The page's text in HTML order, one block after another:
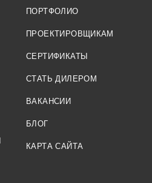
ПОРТФОЛИО
ПРОЕКТИРОВЩИКАМ
СЕРТИФИКАТЫ
СТАТЬ ДИЛЕРОМ
ВАКАНСИИ
БЛОГ
КАРТА САЙТА